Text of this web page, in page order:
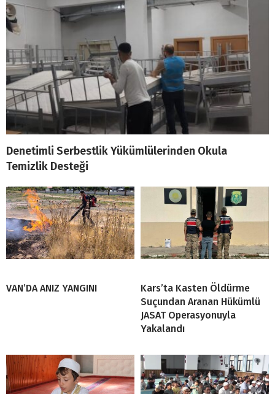
Denetimli Serbestlik Yükümlülerinden Okula
Temizlik Desteği
VAN’DA ANIZ YANGINI
Kars’ta Kasten Öldürme
Suçundan Aranan Hükümlü
JASAT Operasyonuyla
Yakalandı